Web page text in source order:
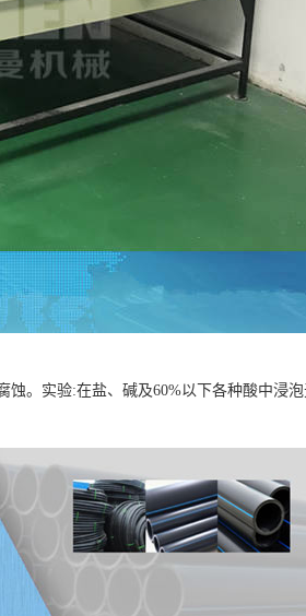
。实验:在盐、碱及60%以下各种酸中浸泡